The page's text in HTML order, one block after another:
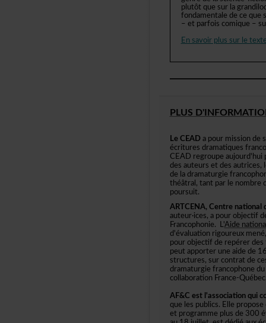
LeCEAD
poursuit.
Francophonie.L'
collaborationFrance-